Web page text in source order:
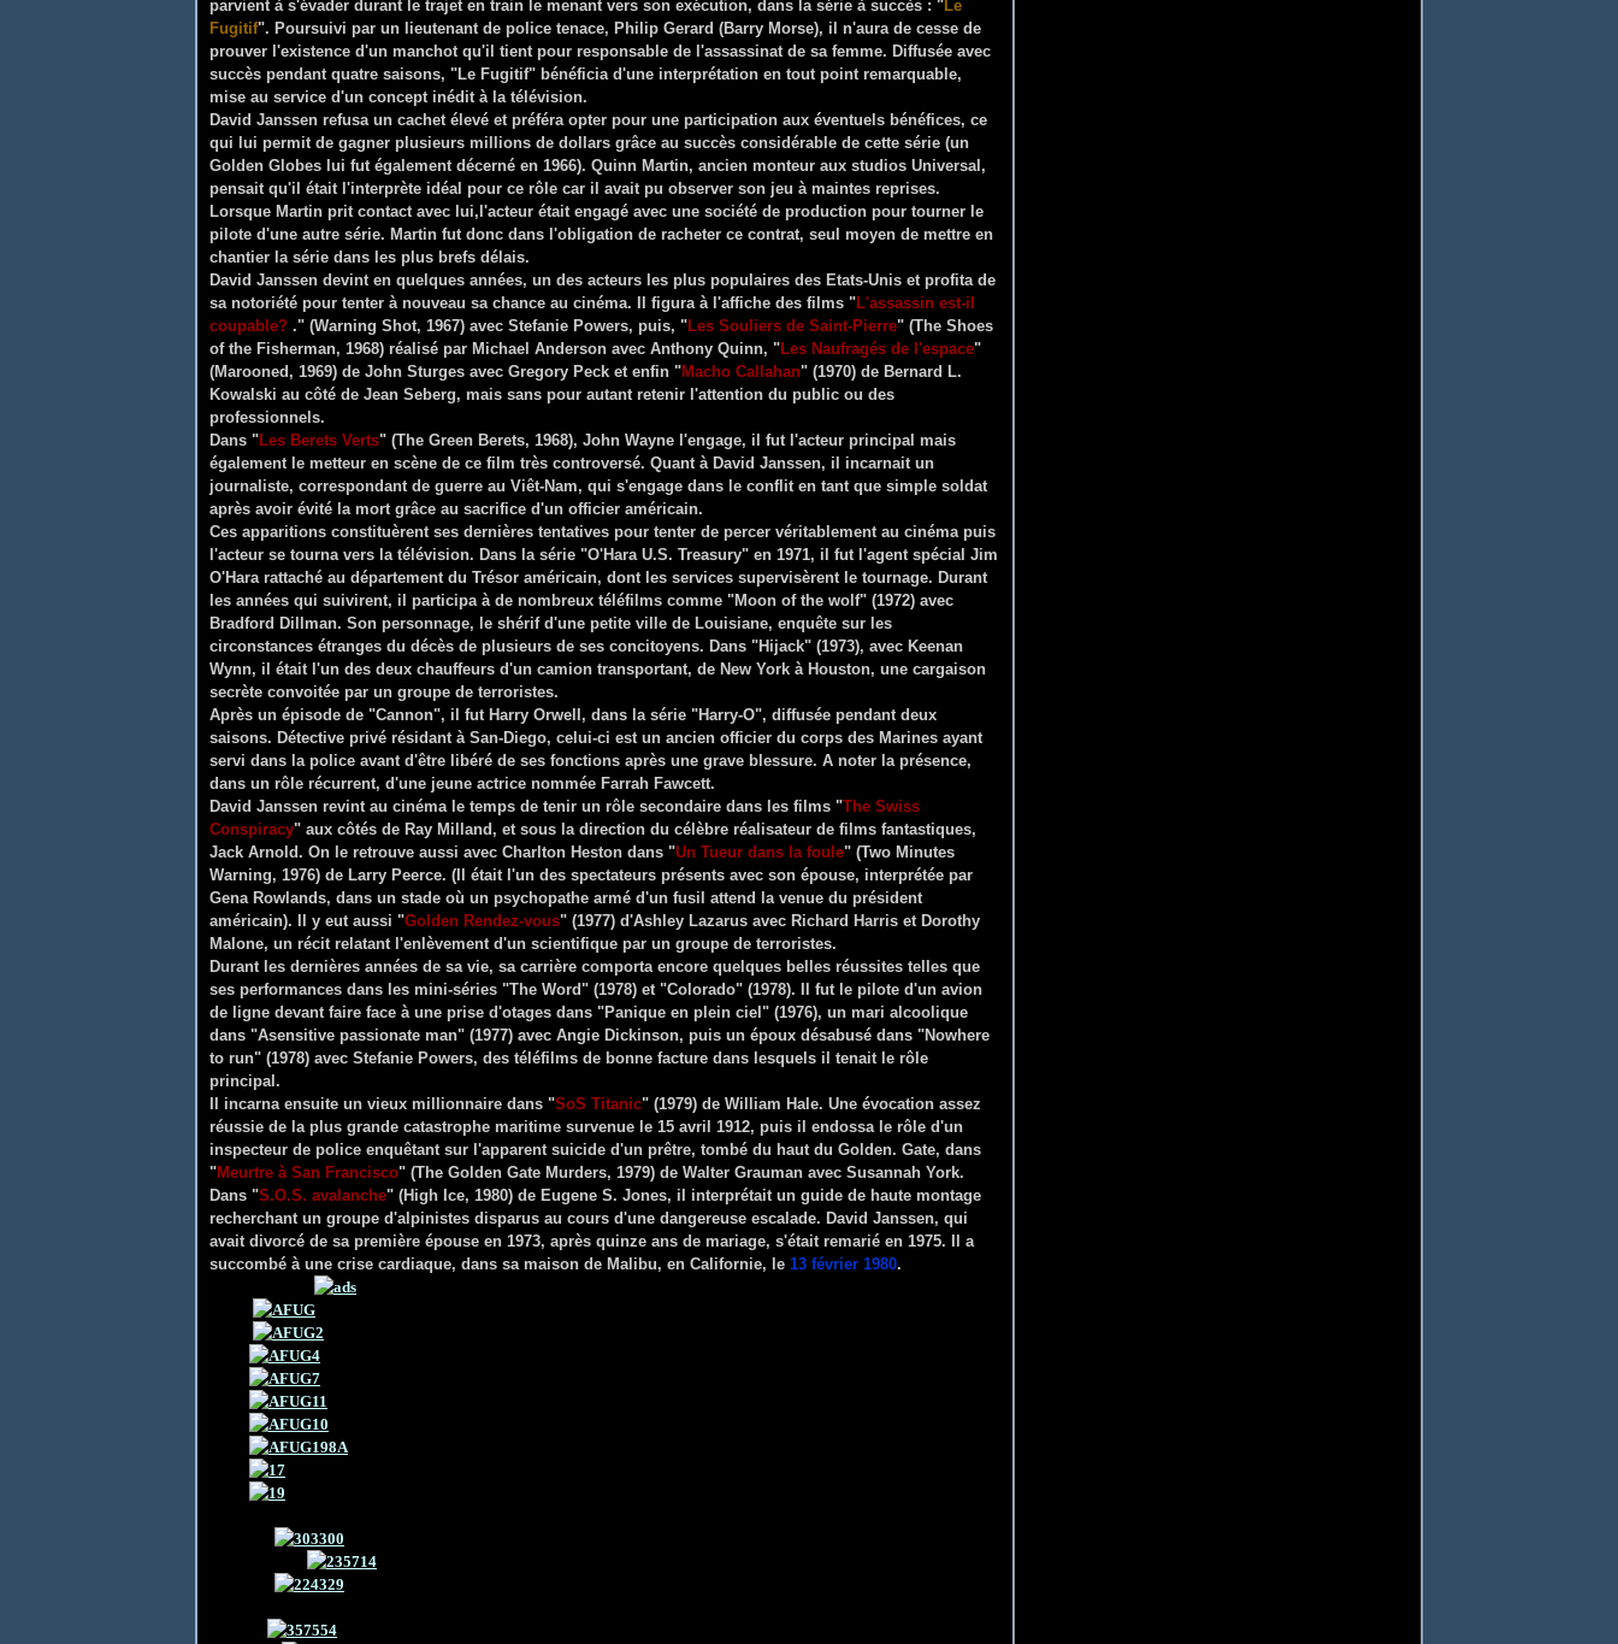
parvient à s'évader durant le trajet en train le menant vers son exécution, dans la série à succès : "Le
Fugitif". Poursuivi par un lieutenant de police tenace, Philip Gerard (Barry Morse), il n'aura de cesse de
prouver l'existence d'un manchot qu'il tient pour responsable de l'assassinat de sa femme. Diffusée avec
succès pendant quatre saisons, "Le Fugitif" bénéficia d'une interprétation en tout point remarquable,
mise au service d'un concept inédit à la télévision.
David Janssen refusa un cachet élevé et préféra opter pour une participation aux éventuels bénéfices, ce
qui lui permit de gagner plusieurs millions de dollars grâce au succès considérable de cette série (un
Golden Globes lui fut également décerné en 1966). Quinn Martin, ancien monteur aux studios Universal,
pensait qu'il était l'interprète idéal pour ce rôle car il avait pu observer son jeu à maintes reprises.
Lorsque Martin prit contact avec lui,l'acteur était engagé avec une société de production pour tourner le
pilote d'une autre série. Martin fut donc dans l'obligation de racheter ce contrat, seul moyen de mettre en
chantier la série dans les plus brefs délais.
David Janssen devint en quelques années, un des acteurs les plus populaires des Etats-Unis et profita de
sa notoriété pour tenter à nouveau sa chance au cinéma. Il figura à l'affiche des films "L'assassin est-il
coupable? ." (Warning Shot, 1967) avec Stefanie Powers, puis, "Les Souliers de Saint-Pierre" (The Shoes
of the Fisherman, 1968) réalisé par Michael Anderson avec Anthony Quinn, "Les Naufragés de l'espace"
(Marooned, 1969) de John Sturges avec Gregory Peck et enfin "Macho Callahan" (1970) de Bernard L.
Kowalski au côté de Jean Seberg, mais sans pour autant retenir l'attention du public ou des
professionnels.
Dans "Les Berets Verts" (The Green Berets, 1968), John Wayne l'engage, il fut l'acteur principal mais
également le metteur en scène de ce film très controversé. Quant à David Janssen, il incarnait un
journaliste, correspondant de guerre au Viêt-Nam, qui s'engage dans le conflit en tant que simple soldat
après avoir évité la mort grâce au sacrifice d'un officier américain.
Ces apparitions constituèrent ses dernières tentatives pour tenter de percer véritablement au cinéma puis
l'acteur se tourna vers la télévision. Dans la série "O'Hara U.S. Treasury" en 1971, il fut l'agent spécial Jim
O'Hara rattaché au département du Trésor américain, dont les services supervisèrent le tournage. Durant
les années qui suivirent, il participa à de nombreux téléfilms comme "Moon of the wolf" (1972) avec
Bradford Dillman. Son personnage, le shérif d'une petite ville de Louisiane, enquête sur les
circonstances étranges du décès de plusieurs de ses concitoyens. Dans "Hijack" (1973), avec Keenan
Wynn, il était l'un des deux chauffeurs d'un camion transportant, de New York à Houston, une cargaison
secrète convoitée par un groupe de terroristes.
Après un épisode de "Cannon", il fut Harry Orwell, dans la série "Harry-O", diffusée pendant deux
saisons. Détective privé résidant à San-Diego, celui-ci est un ancien officier du corps des Marines ayant
servi dans la police avant d'être libéré de ses fonctions après une grave blessure. A noter la présence,
dans un rôle récurrent, d'une jeune actrice nommée Farrah Fawcett.
David Janssen revint au cinéma le temps de tenir un rôle secondaire dans les films "The Swiss
Conspiracy" aux côtés de Ray Milland, et sous la direction du célèbre réalisateur de films fantastiques,
Jack Arnold. On le retrouve aussi avec Charlton Heston dans "Un Tueur dans la foule" (Two Minutes
Warning, 1976) de Larry Peerce. (Il était l'un des spectateurs présents avec son épouse, interprétée par
Gena Rowlands, dans un stade où un psychopathe armé d'un fusil attend la venue du président
américain). Il y eut aussi "Golden Rendez-vous" (1977) d'Ashley Lazarus avec Richard Harris et Dorothy
Malone, un récit relatant l'enlèvement d'un scientifique par un groupe de terroristes.
Durant les dernières années de sa vie, sa carrière comporta encore quelques belles réussites telles que
ses performances dans les mini-séries "The Word" (1978) et "Colorado" (1978). Il fut le pilote d'un avion
de ligne devant faire face à une prise d'otages dans "Panique en plein ciel" (1976), un mari alcoolique
dans "Asensitive passionate man" (1977) avec Angie Dickinson, puis un époux désabusé dans "Nowhere
to run" (1978) avec Stefanie Powers, des téléfilms de bonne facture dans lesquels il tenait le rôle
principal.
Il incarna ensuite un vieux millionnaire dans "SoS Titanic" (1979) de William Hale. Une évocation assez
réussie de la plus grande catastrophe maritime survenue le 15 avril 1912, puis il endossa le rôle d'un
inspecteur de police enquêtant sur l'apparent suicide d'un prêtre, tombé du haut du Golden. Gate, dans
"Meurtre à San Francisco" (The Golden Gate Murders, 1979) de Walter Grauman avec Susannah York.
Dans "S.O.S. avalanche" (High Ice, 1980) de Eugene S. Jones, il interprétait un guide de haute montage
recherchant un groupe d'alpinistes disparus au cours d'une dangereuse escalade. David Janssen, qui
avait divorcé de sa première épouse en 1973, après quinze ans de mariage, s'était remarié en 1975. Il a
succombé à une crise cardiaque, dans sa maison de Malibu, en Californie, le 13 février 1980.